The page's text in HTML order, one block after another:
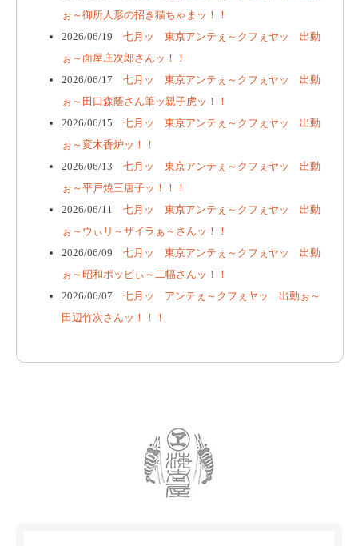
ぉ～御所人形の招き猫ちゃまッ！！
2026/06/19 七月ッ 東京アンテぇ～クフぇヤッ 出動
ぉ～面屋庄次郎さんッ！！
2026/06/17 七月ッ 東京アンテぇ～クフぇヤッ 出動
ぉ～田口森蔭さん筆ッ親子虎ッ！！
2026/06/15 七月ッ 東京アンテぇ～クフぇヤッ 出動
ぉ～変木香炉ッ！！
2026/06/13 七月ッ 東京アンテぇ～クフぇヤッ 出動
ぉ～平戸焼三唐子ッ！！！
2026/06/11
七月ッ 東京アンテぇ～クフぇヤッ 出動
ぉ～ウぃリ～ザイラぁ～さんッ！！
2026/06/09 七月ッ 東京アンテぇ～クフぇヤッ 出動
ぉ～昭和ポッピぃ～二幅さんッ！！
2026/06/07 七月ッ アンテぇ～クフぇヤッ 出動ぉ～
田辺竹次さんッ！！！